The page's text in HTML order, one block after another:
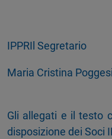
IPPRIl Segretario
Maria Cristina Poggesi
Gli allegati e il testo
disposizione dei Soci